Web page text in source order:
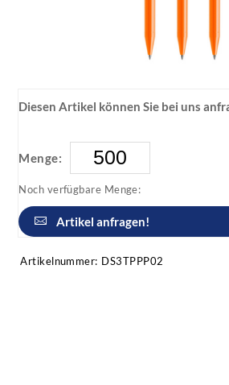
Diesen Artikel können Sie bei uns
Menge:
Noch verfügbare Menge:
Artikel anfragen!
Artikelnummer: DS3TPPP02